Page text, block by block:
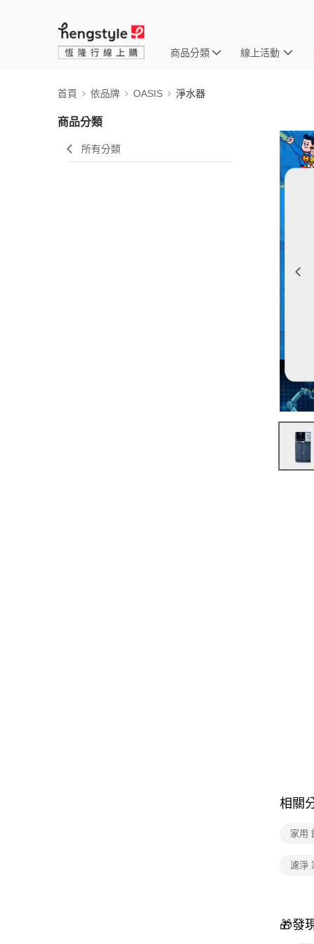
商品分類 線上活動
首頁 依品牌 OASIS 淨水器
商品分類
所有分類
相關
家用
濾淨
🎁發